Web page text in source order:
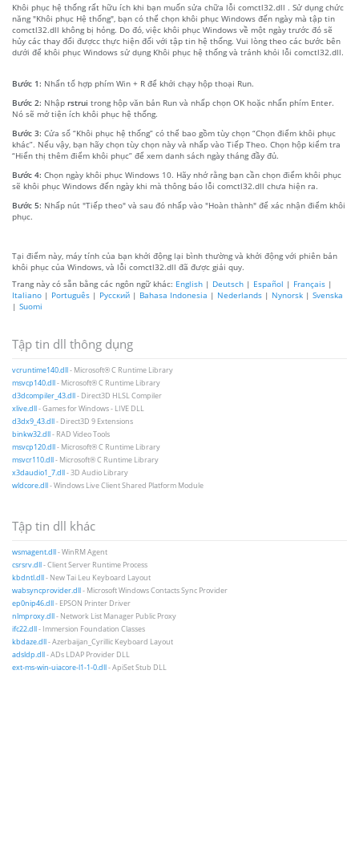
Khôi phục hệ thống rất hữu ích khi bạn muốn sửa chữa lỗi comctl32.dll . Sử dụng chức
năng "Khôi phục Hệ thống", bạn có thể chọn khôi phục Windows đến ngày mà tập tin
comctl32.dll không bị hỏng. Do đó, việc khôi phục Windows về một ngày trước đó sẽ
hủy các thay đổi đượcc thực hiện đối với tập tin hệ thống. Vui lòng theo các bước bên
dưới để khôi phục Windows sử dụng Khôi phục hệ thống và tránh khỏi lỗi comctl32.dll.
Bước 1: Nhấn tổ hợp phím Win + R để khởi chạy hộp thoại Run.
Bước 2: Nhập rstrui trong hộp văn bản Run và nhấp chọn OK hoặc nhấn phím Enter.
Nó sẽ mở tiện ích khôi phục hệ thống.
Bước 3: Cửa sổ “Khôi phục hệ thống” có thể bao gồm tùy chọn “Chọn điểm khôi phục
khác”. Nếu vậy, bạn hãy chọn tùy chọn này và nhấp vào Tiếp Theo. Chọn hộp kiểm tra
“Hiển thị thêm điểm khôi phục” để xem danh sách ngày tháng đầy đủ.
Bước 4: Chọn ngày khôi phục Windows 10. Hãy nhớ rằng bạn cần chọn điểm khôi phục
sẽ khôi phục Windows đến ngày khi mà thông báo lỗi comctl32.dll chưa hiện ra.
Bước 5: Nhấp nút "Tiếp theo" và sau đó nhấp vào "Hoàn thành" để xác nhận điểm khôi
phục.
Tại điểm này, máy tính của bạn khởi động lại bình thường và khởi động với phiên bản
khôi phục của Windows, và lỗi comctl32.dll đã được giải quy.
Trang này có sẵn bằng các ngôn ngữ khác: English | Deutsch | Español | Français |
Italiano | Português | Русский | Bahasa Indonesia | Nederlands | Nynorsk | Svenska
| Suomi
Tập tin dll thông dụng
vcruntime140.dll- Microsoft® C Runtime Library
msvcp140.dll- Microsoft® C Runtime Library
d3dcompiler_43.dll- Direct3D HLSL Compiler
xlive.dll- Games for Windows - LIVE DLL
d3dx9_43.dll- Direct3D 9 Extensions
binkw32.dll- RAD Video Tools
msvcp120.dll- Microsoft® C Runtime Library
msvcr110.dll- Microsoft® C Runtime Library
x3daudio1_7.dll- 3D Audio Library
wldcore.dll- Windows Live Client Shared Platform Module
Tập tin dll khác
wsmagent.dll- WinRM Agent
csrsrv.dll- Client Server Runtime Process
kbdntl.dll- New Tai Leu Keyboard Layout
wabsyncprovider.dll- Microsoft Windows Contacts Sync Provider
ep0nip46.dll- EPSON Printer Driver
nlmproxy.dll- Network List Manager Public Proxy
ifc22.dll- Immersion Foundation Classes
kbdaze.dll- Azerbaijan_Cyrillic Keyboard Layout
adsldp.dll- ADs LDAP Provider DLL
ext-ms-win-uiacore-l1-1-0.dll- ApiSet Stub DLL